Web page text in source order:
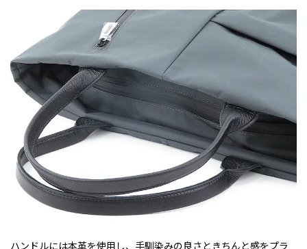
ハンドルには本革を使用し、手馴染みの良さときちんと感をプラ